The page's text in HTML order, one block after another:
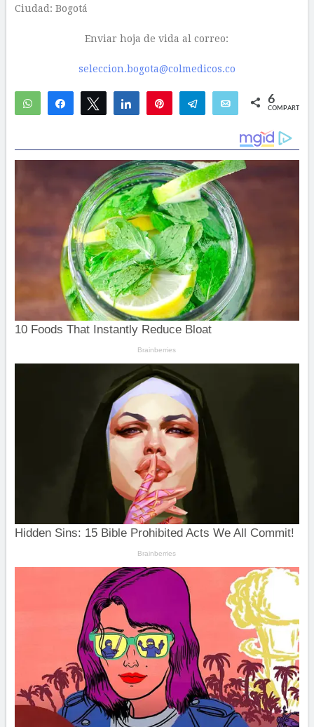
Ciudad: Bogotá
Enviar hoja de vida al correo:
seleccion.bogota@colmedicos.co
WhatsAppCompartirTwittear Compartir Telegram Email 6
COMPARTIR